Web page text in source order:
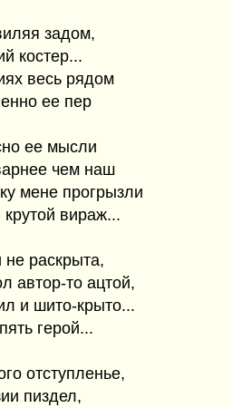
задом,
костер...
весь рядом
ее пер
ее мысли
чем наш
мене прогрызли
вираж...
не раскрыта,
автор-то ацтой,
и шито-крыто...
герой...
отступленье,
пиздел,